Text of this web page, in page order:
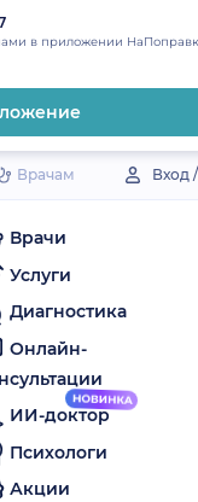
в приложении
Врачам Вход
Врачи
Услуги
Диагностика
Онлайн-
ИИ-доктор
Психологи
Акции